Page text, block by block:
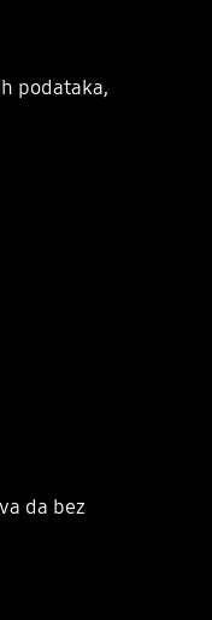
podataka,
da bez